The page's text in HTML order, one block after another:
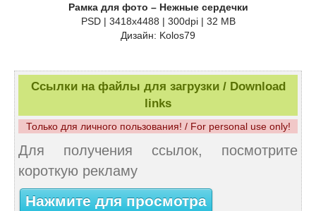
Рамка для фото – Нежные сердечки
PSD | 3418х4488 | 300dpi | 32 МB
Дизайн: Kolos79
Ссылки на файлы для загрузки / Download
links
Только для личного пользования! / For personal use only!
Для получения ссылок, посмотрите
короткую рекламу
Нажмите для просмотра